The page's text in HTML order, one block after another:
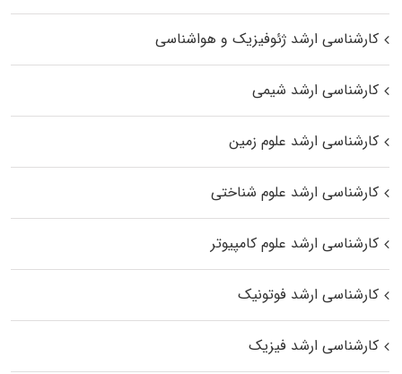
کارشناسی ارشد ژئوفیزیک و هواشناسی
کارشناسی ارشد شیمی
کارشناسی ارشد علوم زمین
کارشناسی ارشد علوم شناختی
کارشناسی ارشد علوم کامپیوتر
کارشناسی ارشد فوتونیک
کارشناسی ارشد فیزیک